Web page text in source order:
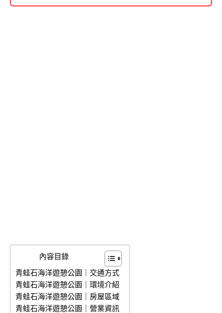
內容目錄
青蛙石海洋遊憩公園｜交通方式
青蛙石海洋遊憩公園｜環境介紹
青蛙石海洋遊憩公園｜房屋區域
青蛙石海洋遊憩公園｜營業資訊